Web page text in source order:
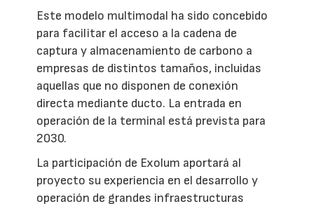
Este modelo multimodal ha sido concebido
para facilitar el acceso a la cadena de
captura y almacenamiento de carbono a
empresas de distintos tamaños, incluidas
aquellas que no disponen de conexión
directa mediante ducto. La entrada en
operación de la terminal está prevista para
2030.
La participación de Exolum aportará al
proyecto su experiencia en el desarrollo y
operación de grandes infraestructuras